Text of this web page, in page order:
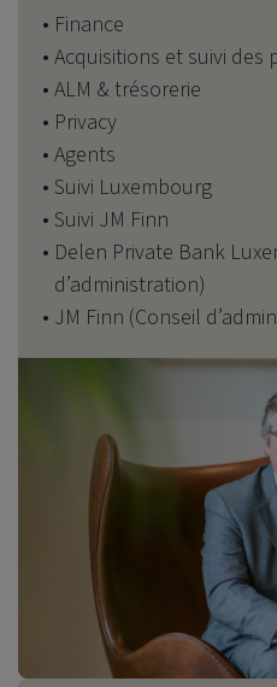
Finance
Acquisitions et suivi des
ALM & trésorerie
Privacy
Agents
Suivi Luxembourg
Suivi JM Finn
Delen Private Bank
d’administration)
JM Finn (Conseil